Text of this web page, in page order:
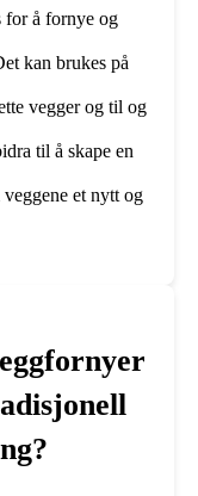
for å fornye og
kan brukes på
vegger og til og
til å skape en
et nytt og